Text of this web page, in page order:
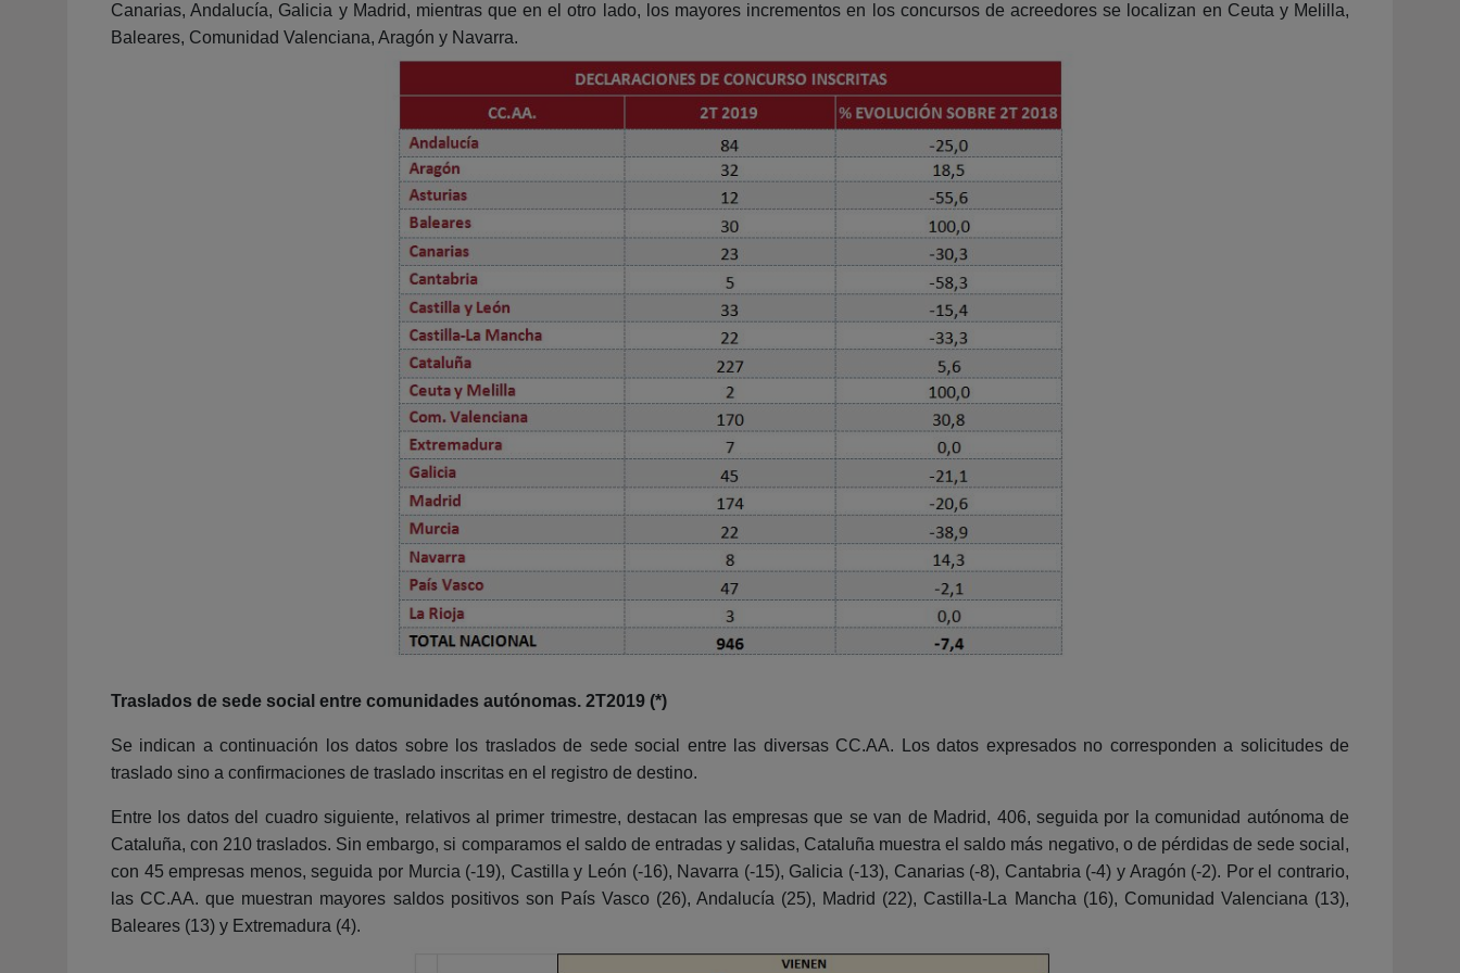
Canarias, Andalucía, Galicia y Madrid, mientras que en el otro lado, los mayores incrementos en los concursos de acreedores se localizan en Ceuta y Melilla,
Baleares, Comunidad Valenciana, Aragón y Navarra.
Traslados de sede social entre comunidades autónomas. 2T2019 (*)
Se indican a continuación los datos sobre los traslados de sede social entre las diversas CC.AA. Los datos expresados no corresponden a solicitudes de
traslado sino a confirmaciones de traslado inscritas en el registro de destino.
Entre los datos del cuadro siguiente, relativos al primer trimestre, destacan las empresas que se van de Madrid, 406, seguida por la comunidad autónoma de
Cataluña, con 210 traslados. Sin embargo, si comparamos el saldo de entradas y salidas, Cataluña muestra el saldo más negativo, o de pérdidas de sede social,
con 45 empresas menos, seguida por Murcia (-19), Castilla y León (-16), Navarra (-15), Galicia (-13), Canarias (-8), Cantabria (-4) y Aragón (-2). Por el contrario,
las CC.AA. que muestran mayores saldos positivos son País Vasco (26), Andalucía (25), Madrid (22), Castilla-La Mancha (16), Comunidad Valenciana (13),
Baleares (13) y Extremadura (4).